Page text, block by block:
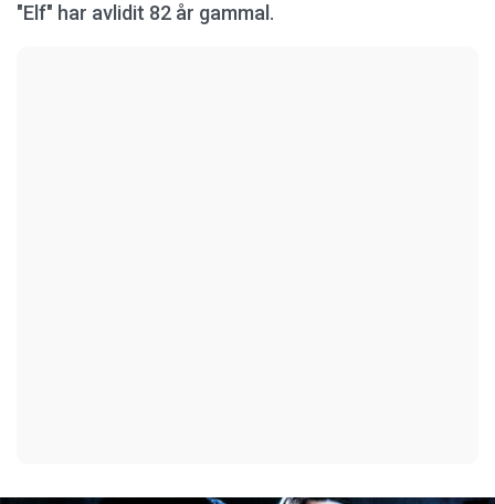
"Elf" har avlidit 82 år gammal.